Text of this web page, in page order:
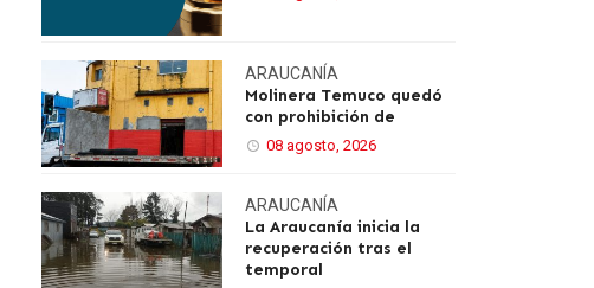
ARAUCANÍA
Molinera Temuco quedó
con prohibición de
08 agosto, 2026
ARAUCANÍA
La Araucanía inicia la
recuperación tras el
temporal